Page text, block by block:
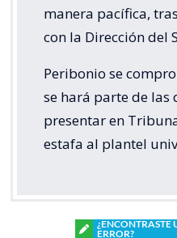
manera pacífica,
con la Dirección del
Peribonio se
se hará parte de las
presentar en
estafa al plantel
¿ENCONTRASTE
ERROR?